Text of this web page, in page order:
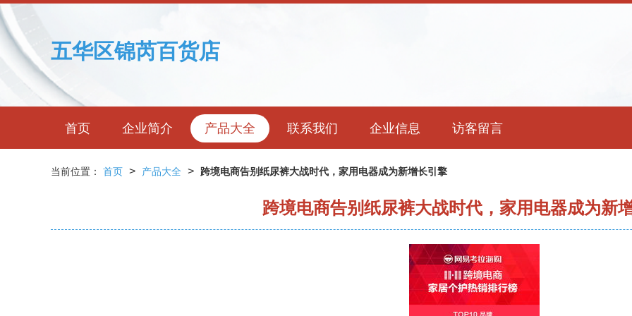
五华区锦芮百货店
首页 企业简介 产品大全 联系我们 企业信息 访客留言
当前位置： 首页 > 产品大全 > 跨境电商告别纸尿裤大战时代，家用电器成为新增长引擎
跨境电商告别纸尿裤大战时代，家用电器成为新